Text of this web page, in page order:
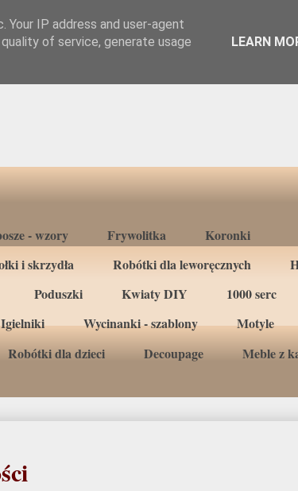
- wzory Frywolitka
Koronki
i skrzydła Robótki dla leworęcznych
Poduszki Kwiaty DIY 1000 serc
Igielniki Wycinanki - szablony Motyle
Robótki dla dzieci Decoupage
Meble z
IP address and user-agent
of service, generate usage
LEARN